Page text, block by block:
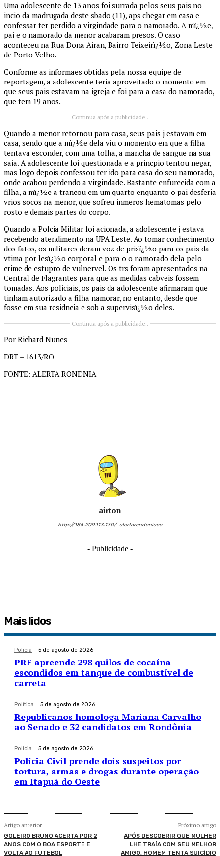
Uma adolescente de 13 anos foi surrada pelos seus pais no
incio da madrugada deste sbado (11), aps chegar em casa e
confessar ter perdido a virgindade para o namorado. A mï¿½e,
pai e o namorado da menor acabaram presos. O caso
aconteceu na Rua Dona Airan, Bairro Teixeirï¿½o, Zona Leste
de Porto Velho.
Conforme as informaes obtidas pela nossa equipe de
reportagem, a adolescente teria aproveitado o momento em
que seus pais estavam na igreja e foi para a casa do namorado,
que tem 19 anos.
Continua após a publicidade..
Quando a menor retornou para casa, seus pais j estavam em
casa, sendo que a mï¿½e dela viu o momento em que a filha
tentava esconder, com uma tolha, a mancha de sangue na sua
saia. A adolescente foi questionada e a princpio tentou negar,
mas logo depois confessou ter ido para casa do seu namorado,
onde acabou perdendo a virgindade. Bastante enfurecida com a
filha, a mï¿½e a trancou em um quarto enquanto o pai desferia
vrios socos na menor, que sofreu inmeros hematomas pelo
rosto e demais partes do corpo.
Quando a Polcia Militar foi acionada, a adolescente j estava
recebendo atendimento na UPA Leste. Ao tomar conhecimento
dos fatos, os militares deram voz de prisï¿½o para os pais da
vtima por lesï¿½o corporal e para o o namorado dela pelo
crime de estupro de vulnervel. Os trs foram apresentados na
Central de Flagrantes para que as medidas cabveis fossem
tomadas. Aos policiais, os pais da adolescente afirmaram que
tinham autorizado a filha namorar, no entanto, desde que
fosse em sua residncia e sob a supervisï¿½o deles.
Continua após a publicidade..
Por Richard Nunes
DRT – 1613/RO
FONTE: ALERTA RONDNIA
airton
http://186.209.113.130/~alertarondoniaco
- Publicidade -
Mais lidos
Policia 5 de agosto de 2026
PRF apreende 298 quilos de cocaína
escondidos em tanque de combustível de
carreta
Política 5 de agosto de 2026
Republicanos homologa Mariana Carvalho
ao Senado e 32 candidatos em Rondônia
Policia 5 de agosto de 2026
Polícia Civil prende dois suspeitos por
tortura, armas e drogas durante operação
em Itapuã do Oeste
Artigo anterior
GOLEIRO BRUNO ACERTA POR 2
ANOS COM O BOA ESPORTE E
VOLTA AO FUTEBOL
Próximo artigo
APÓS DESCOBRIR QUE MULHER
LHE TRAÍA COM SEU MELHOR
AMIGO, HOMEM TENTA SUICÍDIO